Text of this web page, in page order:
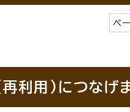
ペ
利用)につなげ